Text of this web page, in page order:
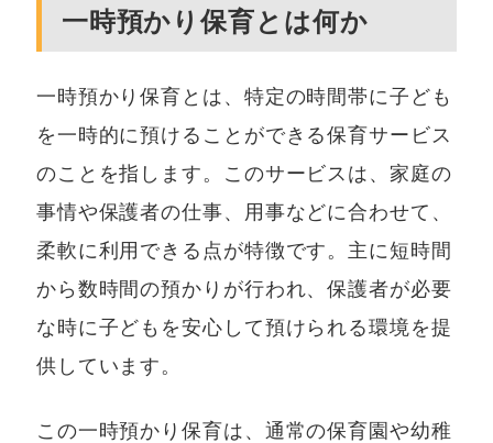
一時預かり保育とは何か
一時預かり保育とは、特定の時間帯に子ども
を一時的に預けることができる保育サービス
のことを指します。このサービスは、家庭の
事情や保護者の仕事、用事などに合わせて、
柔軟に利用できる点が特徴です。主に短時間
から数時間の預かりが行われ、保護者が必要
な時に子どもを安心して預けられる環境を提
供しています。
この一時預かり保育は、通常の保育園や幼稚